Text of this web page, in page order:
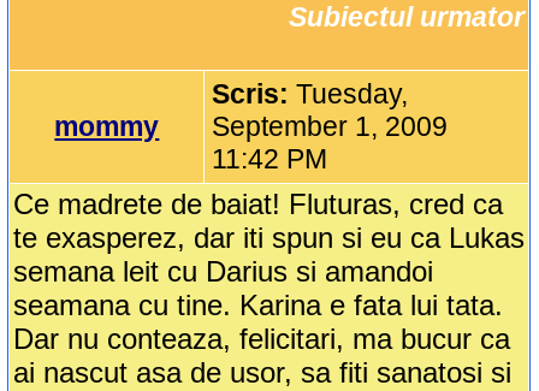
Subiectul urmator
mommy
Scris:Tuesday,
September 1, 2009
11:42 PM
Ce madrete de baiat! Fluturas, cred ca
te exasperez, dar iti spun si eu ca Lukas
semana leit cu Darius si amandoi
seamana cu tine. Karina e fata lui tata.
Dar nu conteaza, felicitari, ma bucur ca
ai nascut asa de usor, sa fiti sanatosi si